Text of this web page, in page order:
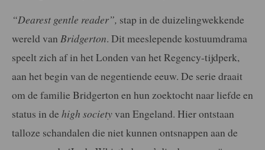
“Dearest gentle reader”, stap in de duizelingwekkende
wereld van Bridgerton. Dit meeslepende kostuumdrama
speelt zich af in het Londen van het Regency-tijdperk,
aan het begin van de negentiende eeuw. De serie draait
om de familie Bridgerton en hun zoektocht naar liefde en
status in de high societyvan Engeland. Hier ontstaan
talloze schandalen die niet kunnen ontsnappen aan de